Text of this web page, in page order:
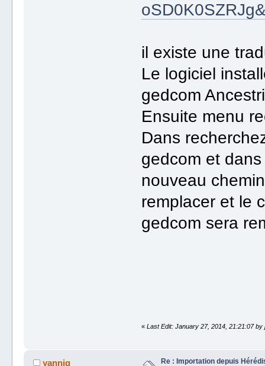
il existe une
Le logiciel
gedcom
Ensuite menu
Dans
gedcom et
nouveau
remplacer et le
gedcom sera
«Last Edit: January 27, 2014, 21:21:07 by
yannig Re : Importation depuis